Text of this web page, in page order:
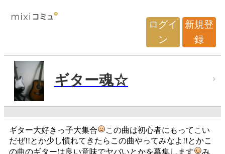
ログイ
ン
新規登
録
ギター魂☆
ギター大好きっ子大集合
この曲は初心者にもってこい
だぜ!!とか少し慣れてきたらこの曲やってみなよ!!とかこ
の曲のギターは良い意味でヤバいとかを募集します
み